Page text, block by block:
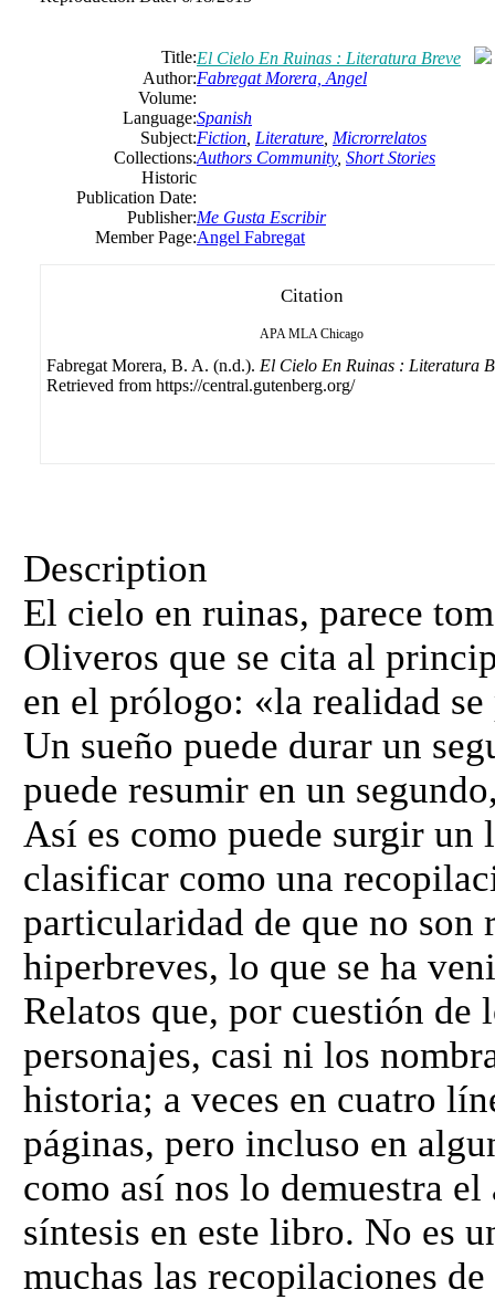
Title:El Cielo En Ruinas : Literatura Breve
Author:Fabregat Morera, Angel
Volume:
Language:Spanish
Subject:Fiction Literature Microrrelatos
Collections:Authors Community, Short Stories
Historic
Publication Date:
Publisher:Me Gusta Escribir
Member Page:Angel Fabregat
Citation
APA MLA Chicago
Fabregat Morera, B. A. (n.d.). El Cielo En Ruinas : Literatura
Retrieved from https://central.gutenberg.org/
Description
El cielo en ruinas, parece
Oliveros que se cita al
en el prólogo: «la realidad
Un sueño puede durar un
puede resumir en un
Así es como puede surgir un
clasificar como una
particularidad de que no son
hiperbreves, lo que se ha
Relatos que, por cuestión
personajes, casi ni los
historia; a veces en cuatro
páginas, pero incluso en
como así nos lo demuestra
síntesis en este libro. No es
muchas las recopilaciones